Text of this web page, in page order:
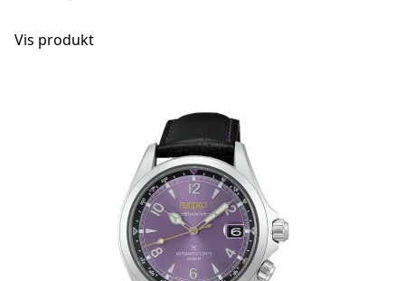
Vis produkt